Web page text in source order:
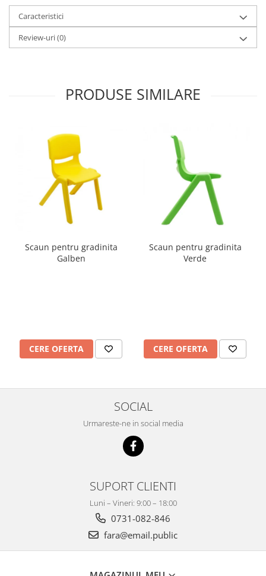
Tablete si Accesorii
Imprimante si Multifunctionale
Imprimante
Imprimante 3D
Camere Videoconferinta
Boxe si Soundbar
Tehnologie Educationala
Ochelari VR
Kit Robotic Educational
Software Educational
Mobilier Cresa si Gradinita
Mese gradinita
Mobilier Scolar
Banci Sali Clasa
Set Banca si Scaune Elevi
Dulapuri,Biblioteci si Cuiere
Mobilier Laboratoare
Catedre,Mese,Birouri
Caracteristici
Review-uri(0)
PRODUSE SIMILARE
Scaun pentru gradinita
Galben
CERE OFERTA
Scaun pentru gradinita
Verde
CERE OFERTA
SOCIAL
Urmareste-ne in social media
SUPORT CLIENTI
Luni – Vineri: 9:00 – 18:00
0731-082-846
fara@email.public